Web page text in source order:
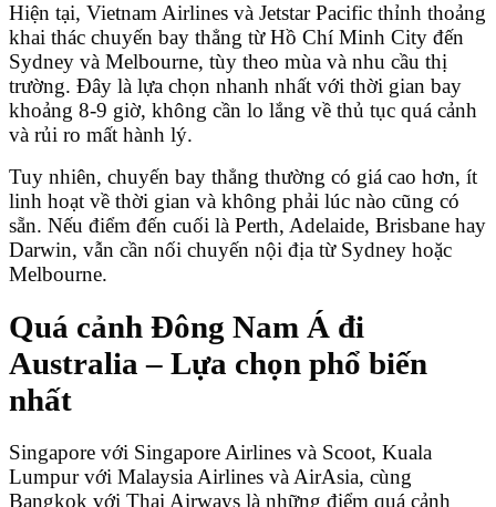
Hiện tại, Vietnam Airlines và Jetstar Pacific thỉnh thoảng
khai thác chuyến bay thẳng từ Hồ Chí Minh City đến
Sydney và Melbourne, tùy theo mùa và nhu cầu thị
trường. Đây là lựa chọn nhanh nhất với thời gian bay
khoảng 8-9 giờ, không cần lo lắng về thủ tục quá cảnh
và rủi ro mất hành lý.
Tuy nhiên, chuyến bay thẳng thường có giá cao hơn, ít
linh hoạt về thời gian và không phải lúc nào cũng có
sẵn. Nếu điểm đến cuối là Perth, Adelaide, Brisbane hay
Darwin, vẫn cần nối chuyến nội địa từ Sydney hoặc
Melbourne.
Quá cảnh Đông Nam Á đi
Australia – Lựa chọn phổ biến
nhất
Singapore với Singapore Airlines và Scoot, Kuala
Lumpur với Malaysia Airlines và AirAsia, cùng
Bangkok với Thai Airways là những điểm quá cảnh